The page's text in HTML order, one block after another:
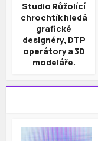
Studio Růžolící
chrochtík hledá
grafické
designéry, DTP
operátory a 3D
modeláře.